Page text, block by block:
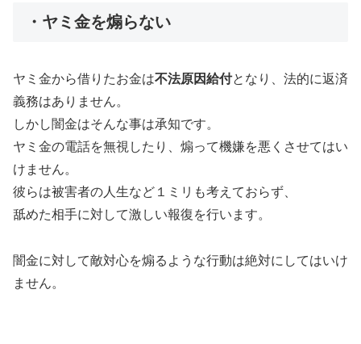
・ヤミ金を煽らない
ヤミ金から借りたお金は不法原因給付となり、法的に返済
義務はありません。
しかし闇金はそんな事は承知です。
ヤミ金の電話を無視したり、煽って機嫌を悪くさせてはい
けません。
彼らは被害者の人生など１ミリも考えておらず、
舐めた相手に対して激しい報復を行います。
闇金に対して敵対心を煽るような行動は絶対にしてはいけ
ません。